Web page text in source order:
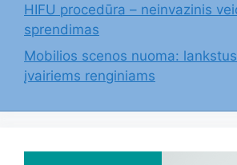
HIFU procedūra – neinvazinis
sprendimas
Mobilios scenos nuoma:
įvairiems renginiams